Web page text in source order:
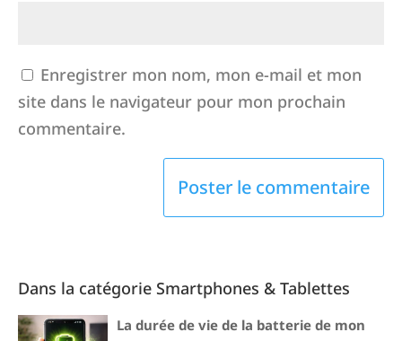
Enregistrer mon nom, mon e-mail et mon
site dans le navigateur pour mon prochain
commentaire.
Dans la catégorie Smartphones & Tablettes
La durée de vie de la batterie de mon